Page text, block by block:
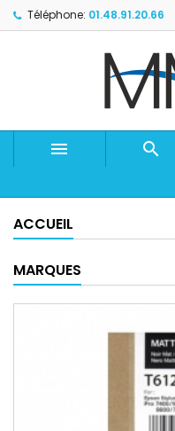
Téléphone: 01.48.91.20.66
 
ACCUEIL
MARQUES